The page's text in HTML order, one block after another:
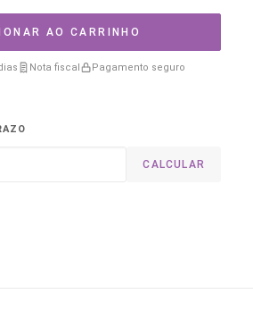
AO CARRINHO
Nota fiscal Pagamento seguro
CALCULAR